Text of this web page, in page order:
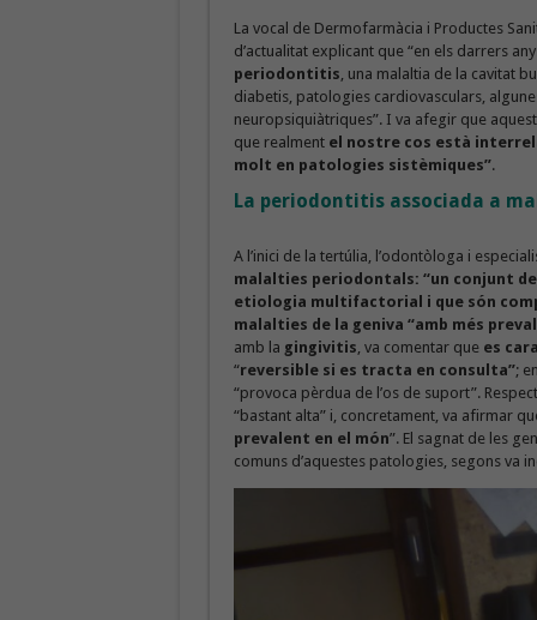
La vocal de Dermofarmàcia i Productes
d’actualitat explicant que “en els darrers
periodontitis , una malaltia de la cavitat
diabetis, patologies cardiovasculars,
neuropsiquiàtriques”. I va afegir que
que realment el nostre cos està
molt en patologies sistèmiques”.
La periodontitis associada a
A l’inici de la tertúlia, l’odontòloga i
malalties periodontals: “un conjunt
etiologia multifactorial i que són
malalties de la geniva “amb més
amb la gingivitis , va comentar que es
“reversible si es tracta en consulta”;
“provoca pèrdua de l’os de suport”.
“bastant alta” i, concretament, va afirmar
prevalent en el món”. El sagnat de les
comuns d’aquestes patologies, segons va